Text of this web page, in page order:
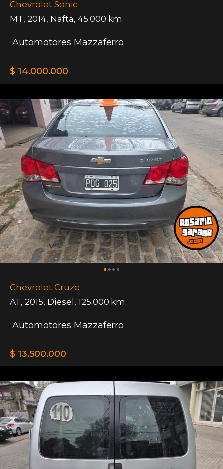
Chevrolet Sonic
MT, 2014, Nafta, 45.000 km.
Automotores Mazzaferro
$ 14.000.000
Chevrolet Cruze
AT, 2015, Diesel, 125.000 km.
Automotores Mazzaferro
$ 13.500.000